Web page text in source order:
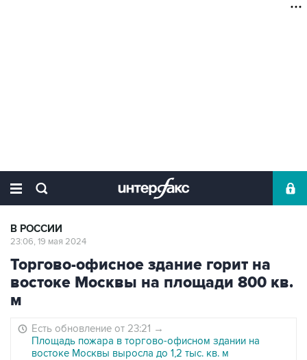
В РОССИИ
23:06, 19 мая 2024
Торгово-офисное здание горит на
востоке Москвы на площади 800 кв.
м
Есть обновление от 23:21 →
Площадь пожара в торгово-офисном здании на
востоке Москвы выросла до 1,2 тыс. кв. м